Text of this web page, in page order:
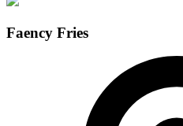
Faency Fries